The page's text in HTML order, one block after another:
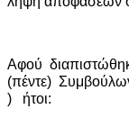
Αφού
(πέντε)
)
ήτοι: